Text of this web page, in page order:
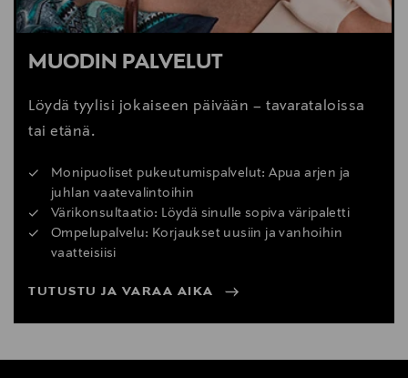
MUODIN PALVELUT
Löydä tyylisi jokaiseen päivään – tavarataloissa
tai etänä.
Monipuoliset pukeutumispalvelut: Apua arjen ja
juhlan vaatevalintoihin
Värikonsultaatio: Löydä sinulle sopiva väripaletti
Ompelupalvelu: Korjaukset uusiin ja vanhoihin
vaatteisiisi
TUTUSTU JA VARAA AIKA